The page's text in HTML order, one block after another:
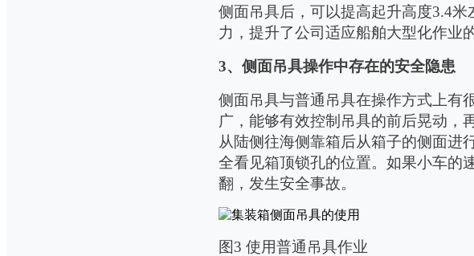
侧面吊具后，可以提高起升高度3.4米
力 ，提升了公司适应船舶大型化作业
3、侧面吊具操作中存在的安全隐患
侧面吊具与普通吊具在操作方式上有
广，能够有效控制吊具的前后晃动，
从陆侧往海侧靠箱后从箱子的侧面进
全看见箱顶锁孔的位置。如果小车的
翻，发生安全事故。
图3 使用普通吊具作业